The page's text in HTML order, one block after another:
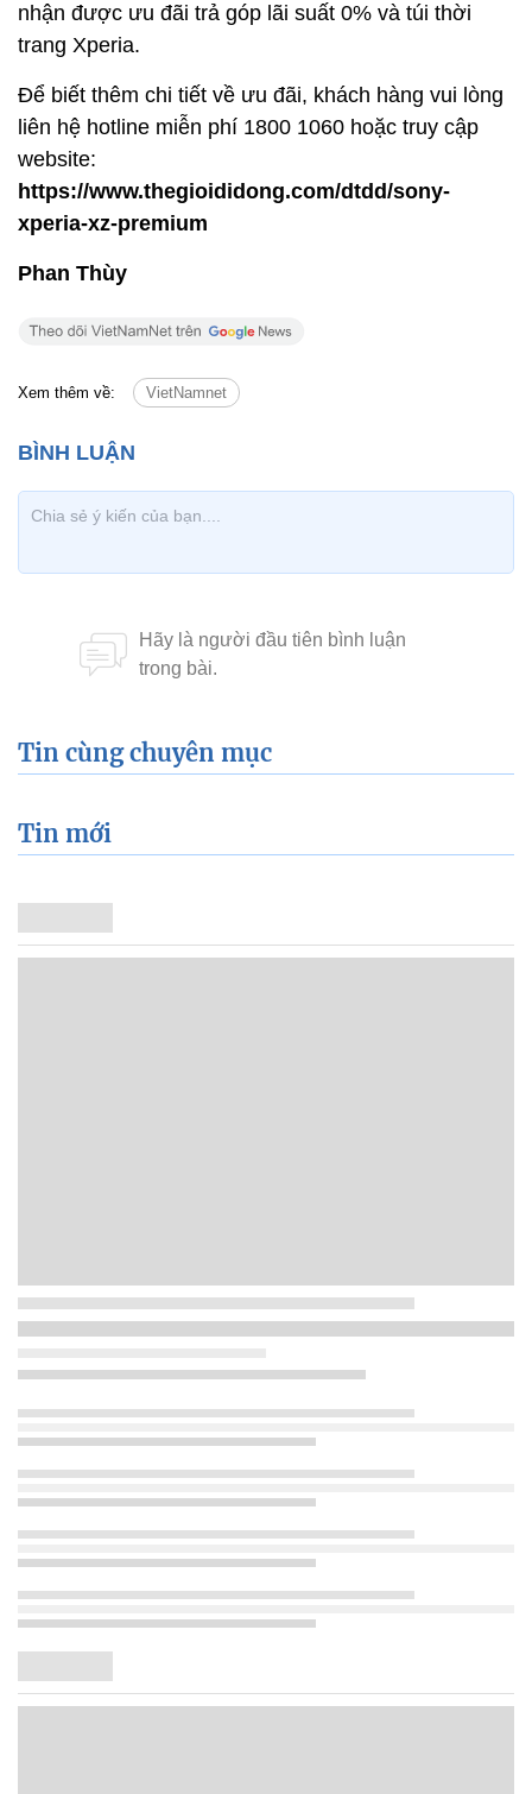
nhận được ưu đãi trả góp lãi suất 0% và túi thời
trang Xperia.
Để biết thêm chi tiết về ưu đãi, khách hàng vui lòng
liên hệ hotline miễn phí 1800 1060 hoặc truy cập
website:
https://www.thegioididong.com/dtdd/sony-
xperia-xz-premium
Phan Thùy
Xem thêm về: VietNamnet
Tin cùng chuyên mục
Tin mới